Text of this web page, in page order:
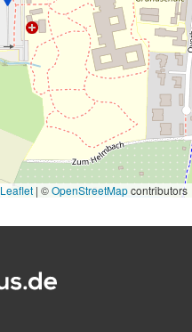
Leaflet | ©OpenStreetMapcontributors